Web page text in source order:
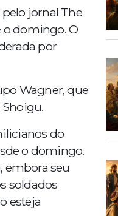
jornal The
o domingo. O
por
Wagner, que
do
o domingo.
embora seu
soldados
esteja